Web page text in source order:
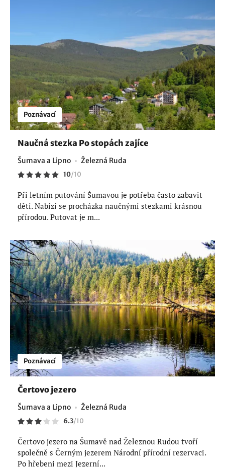
Poznávací
Naučná stezka Po stopách zajíce
Šumava a Lipno Železná Ruda
10/10
Při letním putování Šumavou je potřeba často zabavit
děti. Nabízí se procházka naučnými stezkami krásnou
přírodou. Putovat je m...
Poznávací
Čertovo jezero
Šumava a Lipno Železná Ruda
6.3/10
Čertovo jezero na Šumavě nad Železnou Rudou tvoří
společně s Černým jezerem Národní přírodní rezervaci.
Po hřebeni mezi Jezerní...